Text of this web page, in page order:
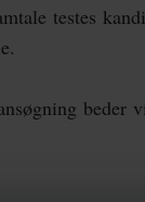
testes
beder